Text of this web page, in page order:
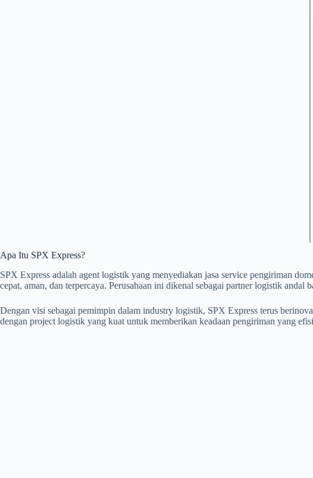
Apa Itu SPX Express?
SPX Express adalah agent logistik yang menyediakan jasa service pengiriman
cepat, aman, dan terpercaya. Perusahaan ini dikenal sebagai partner logistik
Dengan visi sebagai pemimpin dalam industry logistik, SPX Express terus
dengan project logistik yang kuat untuk memberikan keadaan pengiriman yang